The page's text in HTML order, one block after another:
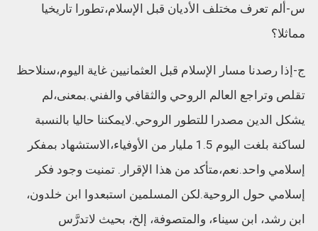
س-ألم تعرف مختلف الأديان قبل الإسلام،تطورا تاريخيا
مماثلا؟
ج-إذا رصدنا مسار الإسلام قبل العثمانيين غاية اليوم،سنلاحظ
تقلص وتراجع العالم الروحي والثقافي والفني.بمعنى،لم
يشكل الدين مصدرا للتطور الروحي.لايمكننا حاليا بالنسبة
لساكنة بلغت اليوم 1.5 مليار من الأوفياء،الاستشهاد بمفكر
إسلامي واحد.نعم،متأكد من هذا الإقرار. تمنيت وجود فكر
إسلامي حول الروحية.لكن المسلمين استبعدوا ابن خلدون،
ابن رشد، ابن سيناء، والمتصوفة، إلخ، بحيث لاتدرَّس